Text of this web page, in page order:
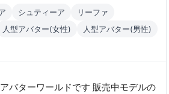
シュティーア
リーファ
人型アバター(女性)
人型アバター(男性)
バターワールドです 販売中モデルの